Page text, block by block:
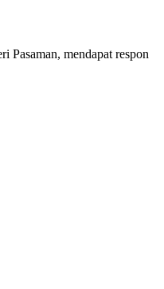
Pasaman, mendapat respon